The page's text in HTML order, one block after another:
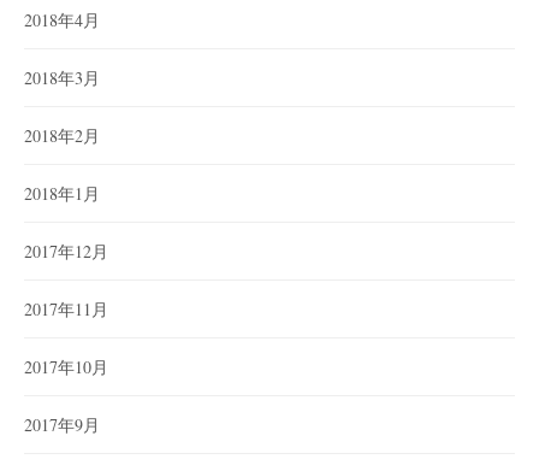
2018年4月
2018年3月
2018年2月
2018年1月
2017年12月
2017年11月
2017年10月
2017年9月